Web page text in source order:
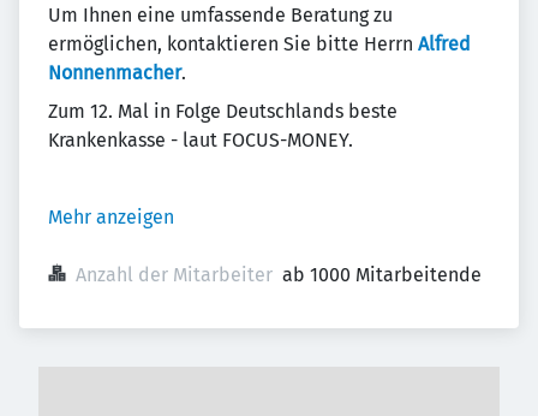
Um Ihnen eine umfassende Beratung zu
ermöglichen, kontaktieren Sie bitte Herrn Alfred
Nonnenmacher.
Zum 12. Mal in Folge Deutschlands beste
Krankenkasse - laut FOCUS-MONEY.
Mehr anzeigen
Anzahl der Mitarbeiter ab 1000 Mitarbeitende